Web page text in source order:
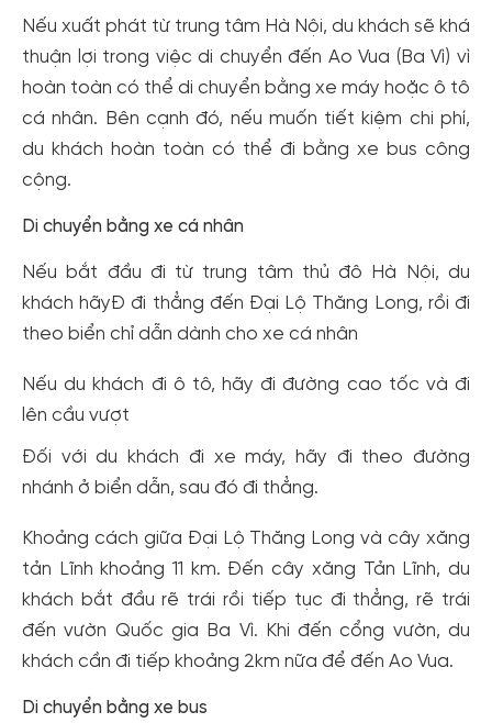
Nếu xuất phát từ trung tâm Hà Nội, du khách sẽ khá
thuận lợi trong việc di chuyển đến Ao Vua (Ba Vì) vì
hoàn toàn có thể di chuyển bằng xe máy hoặc ô tô
cá nhân. Bên cạnh đó, nếu muốn tiết kiệm chi phí,
du khách hoàn toàn có thể đi bằng xe bus công
cộng.
Di chuyển bằng xe cá nhân
Nếu bắt đầu đi từ trung tâm thủ đô Hà Nội, du
khách hãyĐ đi thẳng đến Đại Lộ Thăng Long, rồi đi
theo biển chỉ dẫn dành cho xe cá nhân
Nếu du khách đi ô tô, hãy đi đường cao tốc và đi
lên cầu vượt
Đối với du khách đi xe máy, hãy đi theo đường
nhánh ở biển dẫn, sau đó đi thẳng.
Khoảng cách giữa Đại Lộ Thăng Long và cây xăng
tản Lĩnh khoảng 11 km. Đến cây xăng Tản Lĩnh, du
khách bắt đầu rẽ trái rồi tiếp tục đi thẳng, rẽ trái
đến vườn Quốc gia Ba Vì. Khi đến cổng vườn, du
khách cần đi tiếp khoảng 2km nữa để đến Ao Vua.
Di chuyển bằng xe bus